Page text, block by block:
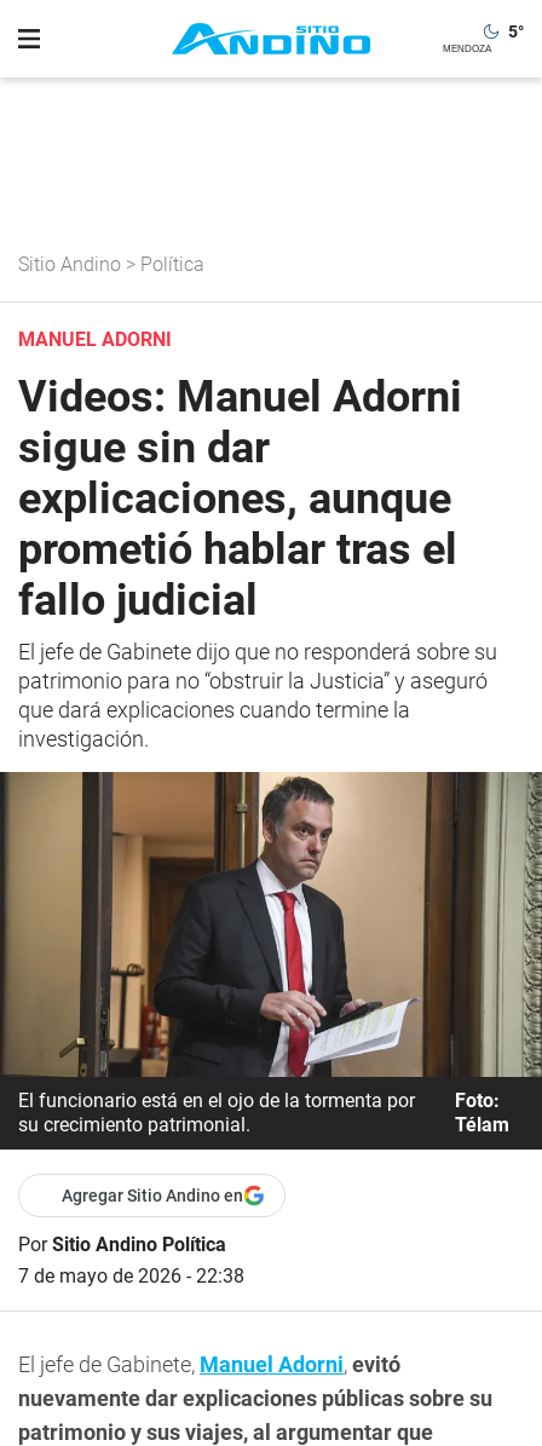
5°
Sitio Andino > Política
MANUEL ADORNI
Videos: Manuel Adorni
sigue sin dar
explicaciones, aunque
prometió hablar tras el
fallo judicial
El jefe de Gabinete dijo que no responderá sobre su
patrimonio para no “obstruir la Justicia” y aseguró
que dará explicaciones cuando termine la
investigación.
El funcionario está en el ojo de la tormenta por
su crecimiento patrimonial.
Foto:
Télam
Agregar Sitio Andino en
PorSitio Andino Política
7 de mayo de 2026 - 22:38
El jefe de Gabinete, Manuel Adorni,evitó
nuevamente dar explicaciones públicas sobre su
patrimonio y sus viajes, al argumentar que